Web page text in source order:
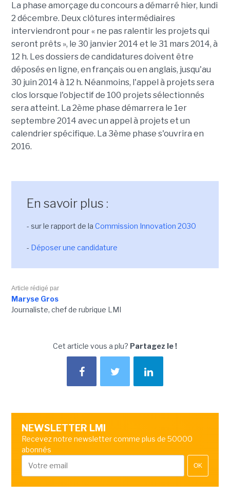
La phase amorçage du concours a démarré hier, lundi
2 décembre. Deux clôtures intermédiaires
interviendront pour « ne pas ralentir les projets qui
seront prêts », le 30 janvier 2014 et le 31 mars 2014, à
12 h. Les dossiers de candidatures doivent être
déposés en ligne, en français ou en anglais, jusqu'au
30 juin 2014 à 12 h. Néanmoins, l'appel à projets sera
clos lorsque l'objectif de 100 projets sélectionnés
sera atteint. La 2ème phase démarrera le 1er
septembre 2014 avec un appel à projets et un
calendrier spécifique. La 3ème phase s'ouvrira en
2016.
En savoir plus :
- sur le rapport de la Commission Innovation 2030
- Déposer une candidature
Article rédigé par
Maryse Gros
Journaliste, chef de rubrique LMI
Cet article vous a plu? Partagez le !
NEWSLETTER LMI
Recevez notre newsletter comme plus de 50000
abonnés
OK